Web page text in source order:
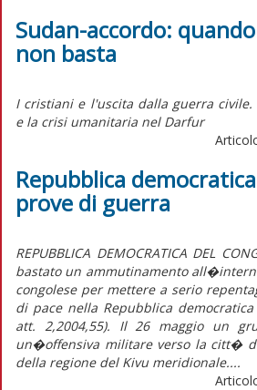
Sudan-accordo:
non basta
I cristiani e l'uscita dalla guerra civile.
e la crisi umanitaria nel Darfur
Repubblica
prove di guerra
REPUBBLICA DEMOCRATICA DEL
bastato un ammutinamento
congolese per mettere a serio
di pace nella Repubblica democratica
att. 2,2004,55). Il 26 maggio un
un�offensiva militare verso la citt�
della regione del Kivu meridionale....